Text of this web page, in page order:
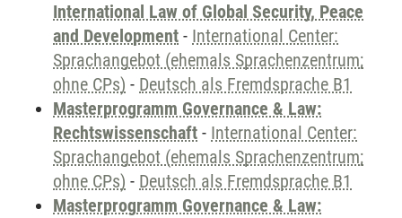
International Law of Global Security, Peace
and Development - International Center:
Sprachangebot (ehemals Sprachenzentrum;
ohne CPs) - Deutsch als Fremdsprache B1
Masterprogramm Governance & Law:
Rechtswissenschaft - International Center:
Sprachangebot (ehemals Sprachenzentrum;
ohne CPs) - Deutsch als Fremdsprache B1
Masterprogramm Governance & Law: